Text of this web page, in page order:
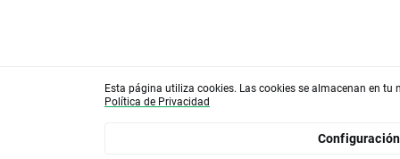
Esta página utiliza cookies. Las cookies se almacenan en
Política de Privacidad
Configuración